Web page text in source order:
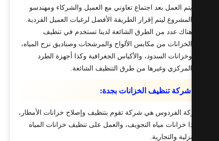
يتم العمل بعد اجتماع تعاوني مع العميل والشركاء ومهندسو
المشروع ليتم إقرار الطريقة الأفضل لرغبات العميل الفردية.
هناك عدد من الطرق الشائعة لدينا تستخدم في تنظيف
الخزانات من مكابس الألواح والمرشحات وصناديق نزح المياه،
وخزانات السدود، والأكياس الجغرافية وكذا أجهزة الطرد
المركزي وغيرها من طرق التنظيف الشائعة.
شركة تنظيف الخزانات بجدة:
الفردوس هي شركة تقوم بتنظيف وإصلاح خزانات الأمطار،
خزانات مياه التجويف، والعمل على تنظيف خزانات المياه
والتجارية.